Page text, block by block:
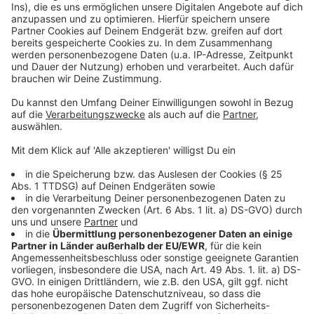
Wir benötigen Ihre
Zustimmung, um den YouTube
Video-Service zu laden!
Wir verwenden einen Service eines
Drittanbieters, um Videoinhalte
einzubetten. Dieser Service kann
Daten zu Ihren Aktivitäten
Details durch und stimmen Sie der
Nutzung des Service zu, um dieses
Video anzusehen.
Mehr Informationen
Akzeptieren
powered byUsercentrics Consent
Management Platform
Max Giesinger - Der Letzte Tag
Anzeige